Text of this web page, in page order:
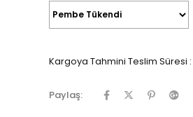
Kargoya Tahmini Teslim Süresi :
Paylaş: